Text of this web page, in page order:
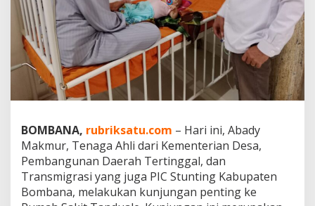
i
e
n
A
n
a
k
n
i
n
g
d
BOMBANA, rubriksatu.com – Hari ini, Abady
Makmur, Tenaga Ahli dari Kementerian Desa,
Pembangunan Daerah Tertinggal, dan
Transmigrasi yang juga PIC Stunting Kabupaten
Bombana, melakukan kunjungan penting ke